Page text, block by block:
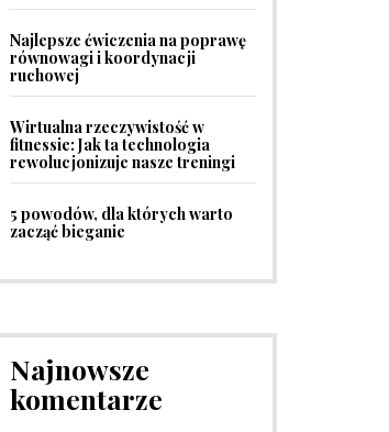
Najlepsze ćwiczenia na poprawę
równowagi i koordynacji
ruchowej
Wirtualna rzeczywistość w
fitnessie: Jak ta technologia
rewolucjonizuje nasze treningi
5 powodów, dla których warto
zacząć bieganie
Najnowsze
komentarze